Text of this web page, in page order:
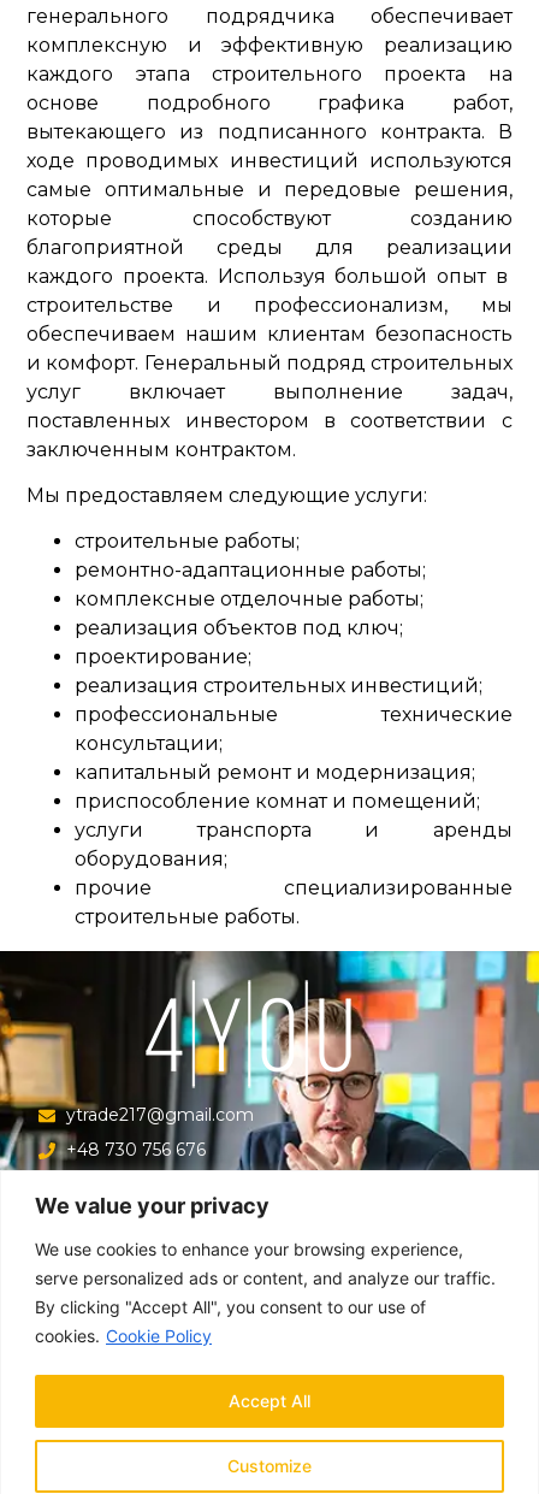
We value your privacy
We use cookies to enhance your browsing experience,
serve personalized ads or content, and analyze our traffic.
By clicking "Accept All", you consent to our use of
cookies. Cookie Policy
Customize
Accept All
генерального подрядчика обеспечивает
комплексную и эффективную реализацию
каждого этапа строительного проекта на
основе подробного графика работ,
вытекающего из подписанного контракта. В
ходе проводимых инвестиций используются
самые оптимальные и передовые решения,
которые способствуют созданию
благоприятной среды для реализации
каждого проекта. Используя большой опыт в
строительстве и профессионализм, мы
обеспечиваем нашим клиентам безопасность
и комфорт. Генеральный подряд строительных
услуг включает выполнение задач,
поставленных инвестором в соответствии с
заключенным контрактом.
Мы предоставляем следующие услуги:
строительные работы;
ремонтно-адаптационные работы;
комплексные отделочные работы;
реализация объектов под ключ;
проектирование;
реализация строительных инвестиций;
профессиональные технические
консультации;
капитальный ремонт и модернизация;
приспособление комнат и помещений;
услуги транспорта и аренды
оборудования;
прочие специализированные
строительные работы.
ytrade217@gmail.com
+48 730 756 676
Меню
Главная
О компании
Направления
Контакты